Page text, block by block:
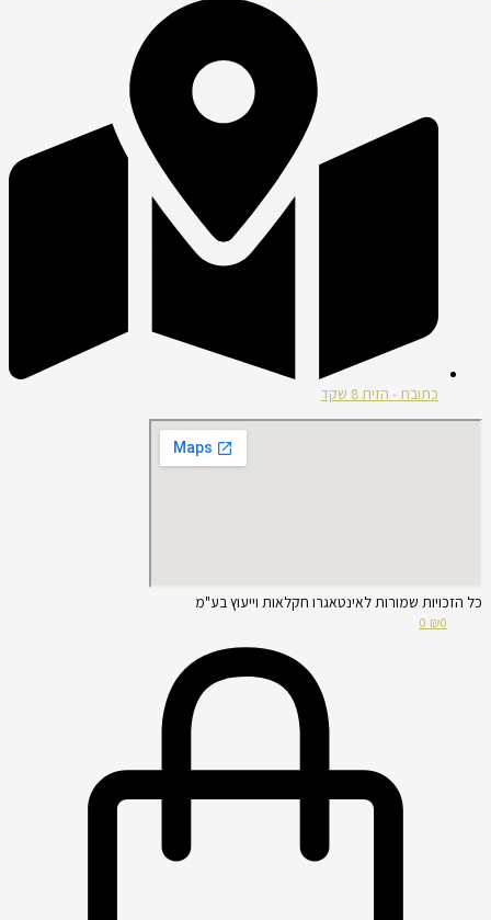
כתובת - הזית 8 שקד
כל הזכויות שמורות לאינטאגרו חקלאות וייעוץ בע"מ
₪0
0